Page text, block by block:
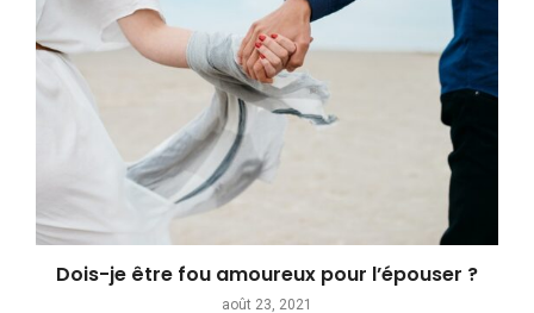
Dois-je être fou amoureux pour l’épouser ?
août 23, 2021